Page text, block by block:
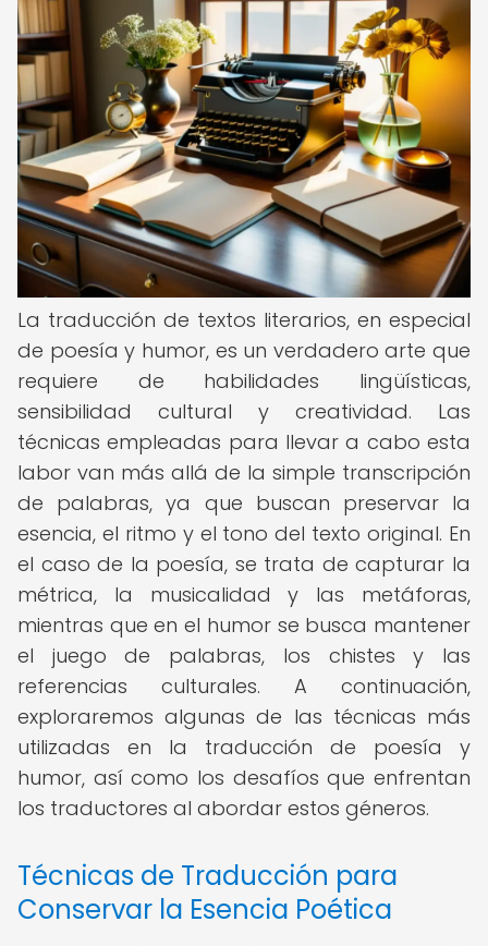
La traducción de textos literarios, en especial
de poesía y humor, es un verdadero arte que
requiere de habilidades lingüísticas,
sensibilidad cultural y creatividad. Las
técnicas empleadas para llevar a cabo esta
labor van más allá de la simple transcripción
de palabras, ya que buscan preservar la
esencia, el ritmo y el tono del texto original. En
el caso de la poesía, se trata de capturar la
métrica, la musicalidad y las metáforas,
mientras que en el humor se busca mantener
el juego de palabras, los chistes y las
referencias culturales. A continuación,
exploraremos algunas de las técnicas más
utilizadas en la traducción de poesía y
humor, así como los desafíos que enfrentan
los traductores al abordar estos géneros.
Técnicas de Traducción para
Conservar la Esencia Poética